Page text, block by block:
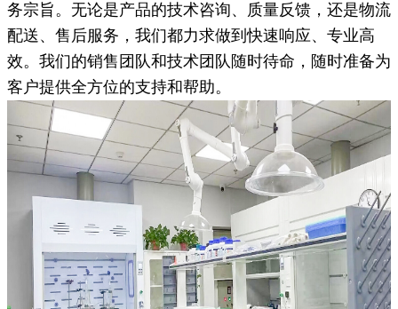
务宗旨。无论是产品的技术咨询、质量反馈，还是物流
配送、售后服务，我们都力求做到快速响应、专业高
效。我们的销售团队和技术团队随时待命，随时准备为
客户提供全方位的支持和帮助。